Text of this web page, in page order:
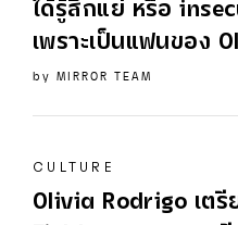
ได้รู้สึกแย่ หรือ
เพราะเป็นแฟนของ
by MIRROR TEAM
CULTURE
Olivia Rodrigo เต